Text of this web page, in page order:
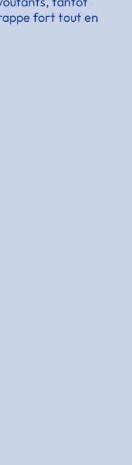
fort tout en